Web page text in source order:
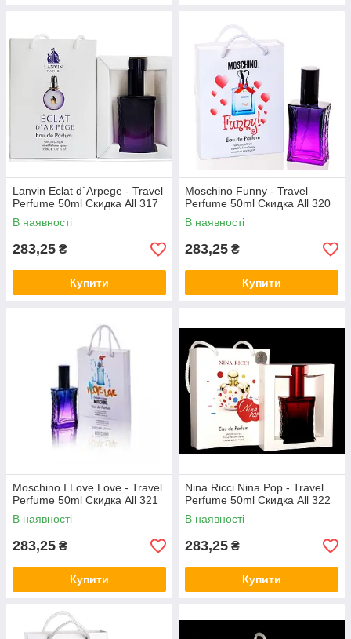
Lanvin Eclat d`Arpege - Travel
Perfume 50ml Скидка All 317
В наявності
283,25 ₴
Купити
Moschino Funny - Travel
Perfume 50ml Скидка All 320
В наявності
283,25 ₴
Купити
Moschino I Love Love - Travel
Perfume 50ml Скидка All 321
В наявності
283,25 ₴
Купити
Nina Ricci Nina Pop - Travel
Perfume 50ml Скидка All 322
В наявності
283,25 ₴
Купити